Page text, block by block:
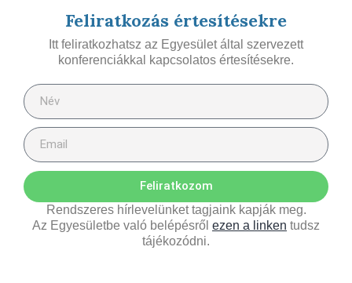
Feliratkozás értesítésekre
Itt feliratkozhatsz az Egyesület által szervezett
konferenciákkal kapcsolatos értesítésekre.
Feliratkozom
Rendszeres hírlevelünket tagjaink kapják meg.
Az Egyesületbe való belépésről ezen a linken tudsz
tájékozódni.